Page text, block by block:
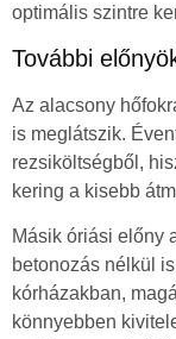
optimális szintre
További
Az alacsony
is meglátszik.
rezsiköltségből,
kering a kisebb
Másik óriási előny
betonozás nélkül
kórházakban,
könnyebben